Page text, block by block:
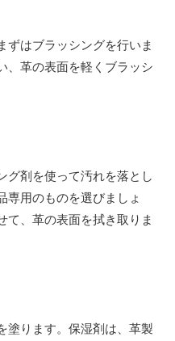
ずはブラッシングを行いま
、革の表面を軽くブラッシ
グ剤を使って汚れを落とし
専用のものを選びましょ
て、革の表面を拭き取りま
塗ります。保湿剤は、革製